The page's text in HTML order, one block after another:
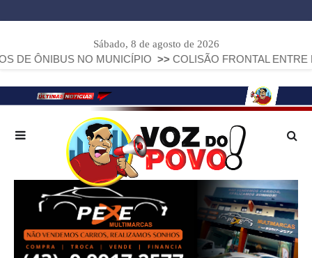
Sábado, 8 de agosto de 2026
NO MUNICÍPIO >> COLISÃO FRONTAL ENTRE DUAS